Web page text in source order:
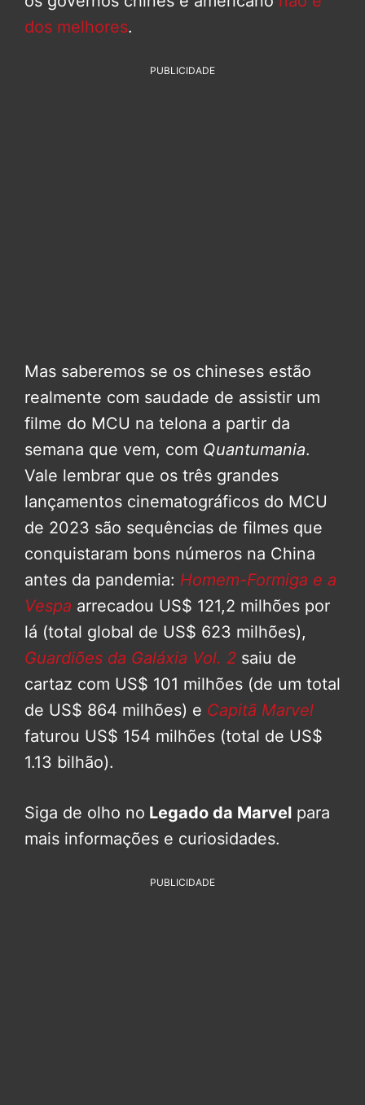
dos melhores.
PUBLICIDADE
Mas saberemos se os chineses estão
realmente com saudade de assistir um
filme do MCU na telona a partir da
semana que vem, com Quantumania.
Vale lembrar que os três grandes
lançamentos cinematográficos do MCU
de 2023 são sequências de filmes que
conquistaram bons números na China
antes da pandemia: Homem-Formiga e a
Vespa arrecadou US$ 121,2 milhões por
lá (total global de US$ 623 milhões),
Guardiões da Galáxia Vol. 2 saiu de
cartaz com US$ 101 milhões (de um total
de US$ 864 milhões) e Capitã Marvel
faturou US$ 154 milhões (total de US$
1.13 bilhão).
Siga de olho no Legado da Marvel para
mais informações e curiosidades.
PUBLICIDADE